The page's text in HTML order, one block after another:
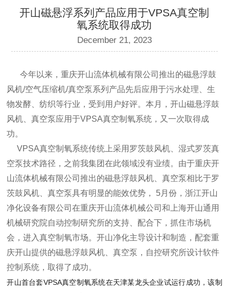
开山磁悬浮系列产品应用于VPSA真空制
氧系统取得成功
December 21, 2023
今年以来，重庆开山流体机械有限公司推出的磁悬浮鼓
风机/空气压缩机/真空泵系列产品先后应用于污水处理、生
物发酵、纺织等行业，受到用户好评。本月，开山磁悬浮鼓
风机、真空泵应用于VPSA真空制氧系统，又一次取得成
功。
VPSA真空制氧系统传统上采用罗茨鼓风机、湿式罗茨真
空泵技术路径，之前我集团在此领域没有业绩。由于重庆开
山流体机械有限公司推出的磁悬浮鼓风机、真空泵相比于罗
茨鼓风机、真空泵具有明显的能效优势， 5月份，浙江开山
净化设备有限公司在重庆开山流体机械公司和上海开山通用
机械研究院自动控制研究所的支持、配合下，抓住市场机
会，进入真空制氧市场。开山净化主导设计和制造，配套重
庆开山提供的磁悬浮鼓风机、真空泵，自控研究所设计软件
控制系统，取得了成功。
开山首台套VPSA真空制氧系统在天津某龙头企业试运行成功，该制